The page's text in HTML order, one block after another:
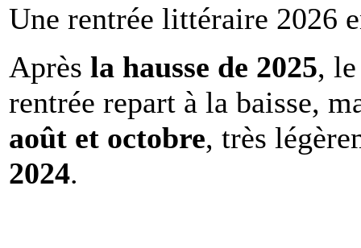
Une rentrée littéraire 2026
Après la hausse de 2025,
rentrée repart à la baisse,
août et octobre, très
2024.